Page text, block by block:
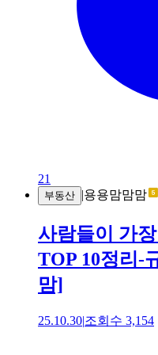
21
부동산 |용용맘맘맘
사람들이 가
TOP 10정리-
맘]
25.10.30|조회수 3,154